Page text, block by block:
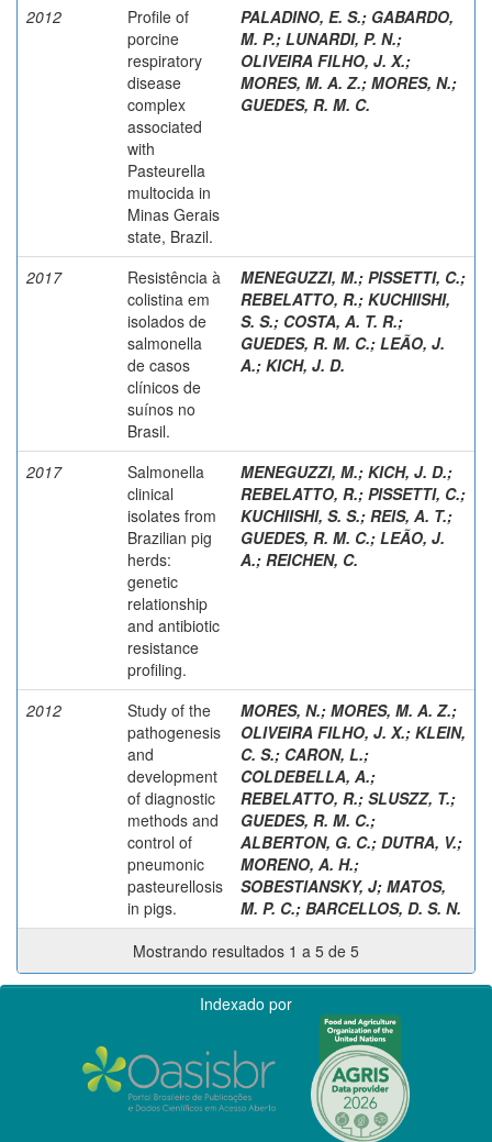
2012
Profile of
porcine
respiratory
disease
complex
associated
with
Pasteurella
multocida in
Minas Gerais
state, Brazil.
PALADINO, E. S.; GABARDO,
M. P.; LUNARDI, P. N.;
OLIVEIRA FILHO, J. X.;
MORES, M. A. Z.; MORES, N.;
GUEDES, R. M. C.
2017
Resistência à
colistina em
isolados de
salmonella
de casos
clínicos de
suínos no
Brasil.
MENEGUZZI, M.; PISSETTI, C.;
REBELATTO, R.; KUCHIISHI,
S. S.; COSTA, A. T. R.;
GUEDES, R. M. C.; LEÃO, J.
A.; KICH, J. D.
2017
Salmonella
clinical
isolates from
Brazilian pig
herds:
genetic
relationship
and antibiotic
resistance
profiling.
MENEGUZZI, M.; KICH, J. D.;
REBELATTO, R.; PISSETTI, C.;
KUCHIISHI, S. S.; REIS, A. T.;
GUEDES, R. M. C.; LEÃO, J.
A.; REICHEN, C.
2012
Study of the
pathogenesis
and
development
of diagnostic
methods and
control of
pneumonic
pasteurellosis
in pigs.
MORES, N.; MORES, M. A. Z.;
OLIVEIRA FILHO, J. X.; KLEIN,
C. S.; CARON, L.;
COLDEBELLA, A.;
REBELATTO, R.; SLUSZZ, T.;
GUEDES, R. M. C.;
ALBERTON, G. C.; DUTRA, V.;
MORENO, A. H.;
SOBESTIANSKY, J; MATOS,
M. P. C.; BARCELLOS, D. S. N.
Mostrando resultados 1 a 5 de 5
Indexado por